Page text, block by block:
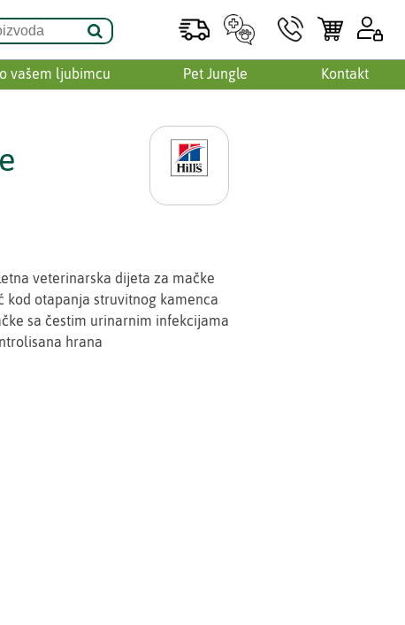
vašem ljubimcu Pet Jungle Kontakt
veterinarska dijeta za mačke
kod otapanja struvitnog kamenca
sa čestim urinarnim infekcijama
hrana